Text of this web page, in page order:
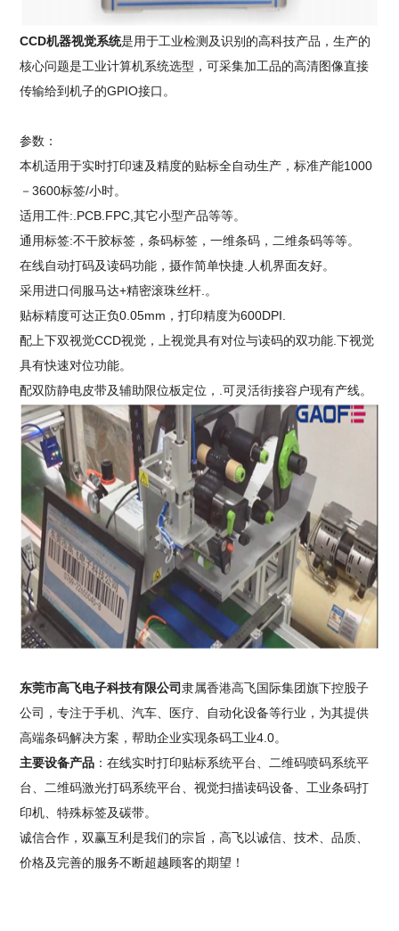
CCD机器视觉系统是用于工业检测及识别的高科技产品，生产的
核心问题是工业计算机系统选型，可采集加工品的高清图像直接
传输给到机子的GPIO接口。
参数：
本机适用于实时打印速及精度的贴标全自动生产，标准产能1000
－3600标签/小时。
适用工件:.PCB.FPC,其它小型产品等等。
通用标签:不干胶标签，条码标签，一维条码，二维条码等等。
在线自动打码及读码功能，摄作简单快捷.人机界面友好。
采用进口伺服马达+精密滚珠丝杆.。
贴标精度可达正负0.05mm，打印精度为600DPI.
配上下双视觉CCD视觉，上视觉具有对位与读码的双功能.下视觉
具有快速对位功能。
配双防静电皮带及辅助限位板定位，.可灵活街接容户现有产线。
东莞市高飞电子科技有限公司隶属香港高飞国际集团旗下控股子
公司，专注于手机、汽车、医疗、自动化设备等行业，为其提供
高端条码解决方案，帮助企业实现条码工业4.0。
主要设备产品 ：在线实时打印贴标系统平台、二维码喷码系统平
台、二维码激光打码系统平台、视觉扫描读码设备、工业条码打
印机、特殊标签及碳带。
诚信合作，双赢互利是我们的宗旨，高飞以诚信、技术、品质、
价格及完善的服务不断超越顾客的期望！